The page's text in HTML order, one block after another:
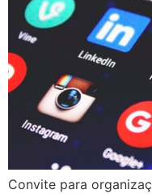
Convite para